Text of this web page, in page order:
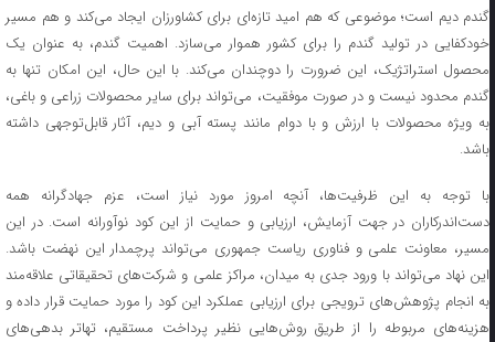
گندم دیم است؛ موضوعی که هم امید تازه‌ای برای کشاورزان ایجاد می‌کند و هم مسیر
خودکفایی در تولید گندم را برای کشور هموار می‌سازد. اهمیت گندم، به عنوان یک
محصول استراتژیک، این ضرورت را دوچندان می‌کند. با این حال، این امکان تنها به
گندم محدود نیست و در صورت موفقیت، می‌تواند برای سایر محصولات زراعی و باغی،
به ویژه محصولات با ارزش و با دوام مانند پسته آبی و دیم، آثار قابل‌توجهی داشته
باشد.
با توجه به این ظرفیت‌ها، آنچه امروز مورد نیاز است، عزم جهادگرانه همه
دست‌اندرکاران در جهت آزمایش، ارزیابی و حمایت از این کود نوآورانه است. در این
مسیر، معاونت علمی و فناوری ریاست جمهوری می‌تواند پرچمدار این نهضت باشد.
این نهاد می‌تواند با ورود جدی به میدان، مراکز علمی و شرکت‌های تحقیقاتی علاقه‌مند
به انجام پژوهش‌های ترویجی برای ارزیابی عملکرد این کود را مورد حمایت قرار داده و
هزینه‌های مربوطه را از طریق روش‌هایی نظیر پرداخت مستقیم، تهاتر بدهی‌های